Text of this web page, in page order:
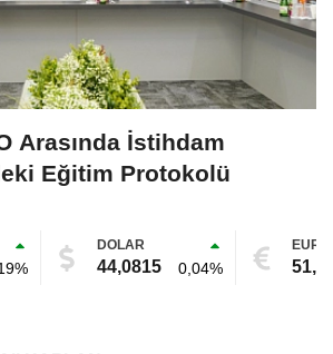
Arasında İstihdam
Eğitim Protokolü
DOLAR
44,0815 0,04%
EURO